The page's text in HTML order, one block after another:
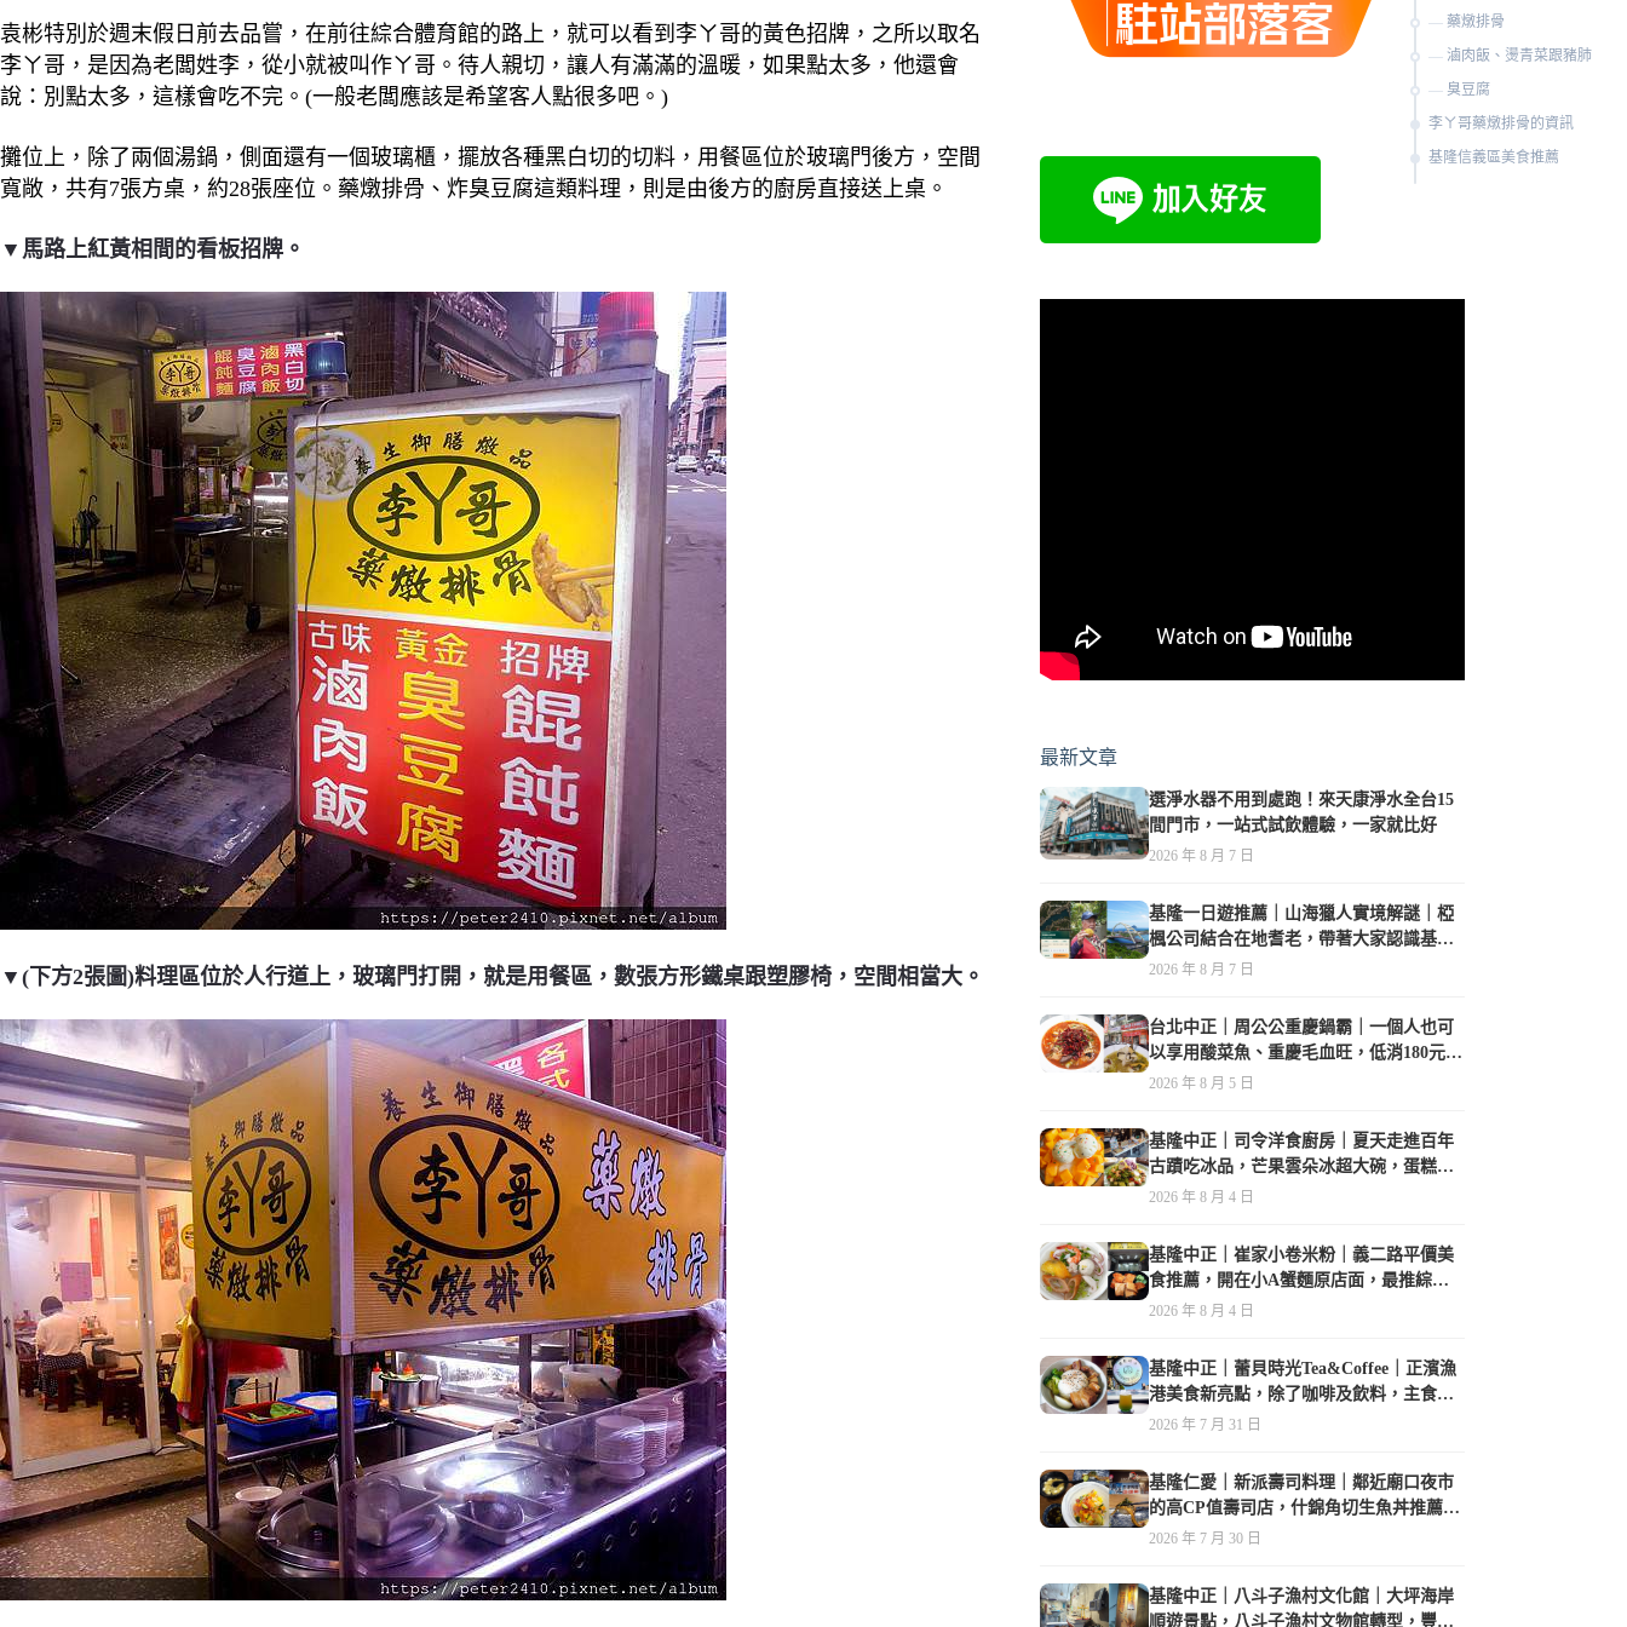
袁彬特別於週末假日前去品嘗，在前往綜合體育館的路上，就可以看到李ㄚ哥的黃色招牌，之所以取名
李ㄚ哥，是因為老闆姓李，從小就被叫作ㄚ哥。待人親切，讓人有滿滿的溫暖，如果點太多，他還會
說：別點太多，這樣會吃不完。(一般老闆應該是希望客人點很多吧。)
攤位上，除了兩個湯鍋，側面還有一個玻璃櫃，擺放各種黑白切的切料，用餐區位於玻璃門後方，空間
寬敞，共有7張方桌，約28張座位。藥燉排骨、炸臭豆腐這類料理，則是由後方的廚房直接送上桌。
▼馬路上紅黃相間的看板招牌。
▼(下方2張圖)料理區位於人行道上，玻璃門打開，就是用餐區，數張方形鐵桌跟塑膠椅，空間相當大。
最新文章
選淨水器不用到處跑！來天康淨水全台15
間門市，一站式試飲體驗，一家就比好
2026 年 8 月 7 日
基隆一日遊推薦｜山海獵人實境解謎｜椏
楓公司結合在地耆老，帶著大家認識基隆
原住民歷史
2026 年 8 月 7 日
台北中正｜周公公重慶鍋霸｜一個人也可
以享用酸菜魚、重慶毛血旺，低消180元，
珍珠奶茶免費喝到爽
2026 年 8 月 5 日
基隆中正｜司令洋食廚房｜夏天走進百年
古蹟吃冰品，芒果雲朵冰超大碗，蛋糕、
甜點及炸物都在水準之上
2026 年 8 月 4 日
基隆中正｜崔家小卷米粉｜義二路平價美
食推薦，開在小A蟹麵原店面，最推綜合
海鮮麵
2026 年 8 月 4 日
基隆中正｜蕾貝時光Tea&Coffee｜正濱漁
港美食新亮點，除了咖啡及飲料，主食也
很有特色
2026 年 7 月 31 日
基隆仁愛｜新派壽司料理｜鄰近廟口夜市
的高CP值壽司店，什錦角切生魚丼推薦必
點
2026 年 7 月 30 日
基隆中正｜八斗子漁村文化館｜大坪海岸
順遊景點，八斗子漁村文物館轉型，豐富
藥燉排骨
滷肉飯、燙青菜跟豬肺
臭豆腐
李ㄚ哥藥燉排骨的資訊
基隆信義區美食推薦